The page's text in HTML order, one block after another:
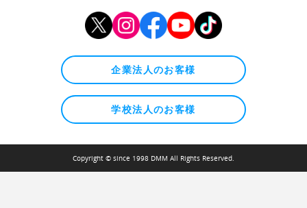
企業法人のお客様
学校法人のお客様
Copyright © since 1998 DMM All Rights Reserved.